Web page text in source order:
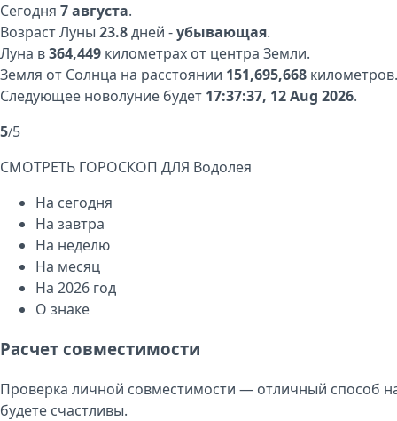
Сегодня 7 августа.
Возраст Луны 23.8дней -убывающая.
Луна в364,449 километрах от центра Земли.
Земля от Солнца на расстоянии 151,695,668 километров.
Следующее новолуние будет 17:37:37, 12 Aug 2026.
5/5
СМОТРЕТЬ ГОРОСКОП ДЛЯ Водолея
На сегодня
На завтра
На неделю
На месяц
На 2026 год
О знаке
Расчет совместимости
Проверка личной совместимости — отличный способ
будете счастливы.